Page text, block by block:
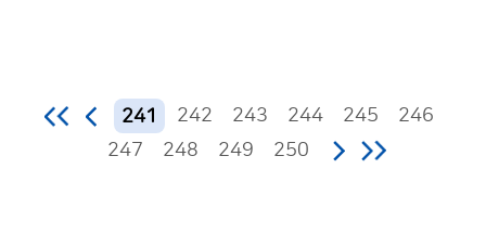
241 242 243 244 245
246
247
248 249 250